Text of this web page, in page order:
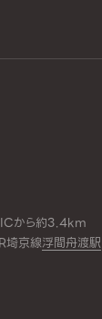
ICから約3.4km
埼京線浮間舟渡駅